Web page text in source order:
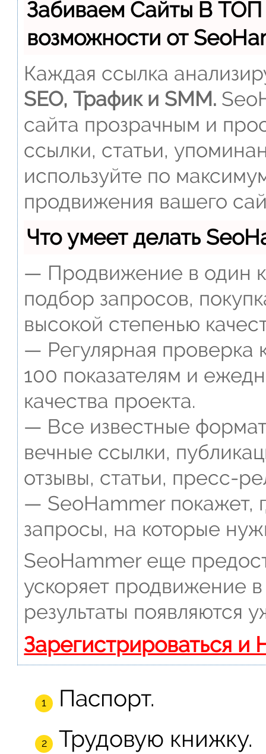
Забиваем Сайты В
возможности от
Каждая ссылка
SEO, Трафик и SMM.
сайта прозрачным и
ссылки, статьи,
используйте по
продвижения вашего
Что умеет делать
— Продвижение в один
подбор запросов,
высокой степенью
— Регулярная проверка
100 показателям и
качества проекта.
— Все известные
вечные ссылки,
отзывы, статьи, пресс-
— SeoHammer покажет,
запросы, на которые
SeoHammer еще
ускоряет продвижение
результаты появляются
Зарегистрироваться и
Паспорт.
Трудовую книжку.